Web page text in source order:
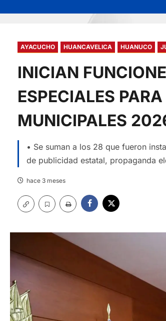
AYACUCHO HUANCAVELICA HUANUCO
INICIAN
ESPECIALES
MUNICIPALES
• Se suman a los 28 que fueron
de publicidad estatal, propaganda
hace 3 meses